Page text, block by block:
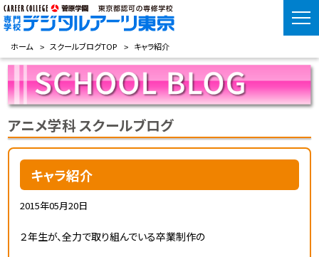
ホーム スクールブログTOP キャラ紹介
アニメ学科 スクールブログ
キャラ紹介
2015年05月20日
２年生が、全力で取り組んでいる卒業制作の